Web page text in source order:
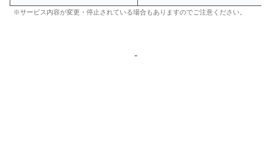
※サービス内容が変更・停止されている場合もありますのでご注意ください。
-